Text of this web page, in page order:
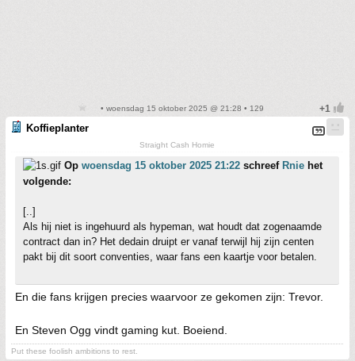
• woensdag 15 oktober 2025 @ 21:28 • 129
Koffieplanter
Straight Cash Homie
Op woensdag 15 oktober 2025 21:22 schreef Rnie het
volgende:
[..]
Als hij niet is ingehuurd als hypeman, wat houdt dat zogenaamde
contract dan in? Het dedain druipt er vanaf terwijl hij zijn centen
pakt bij dit soort conventies, waar fans een kaartje voor betalen.
En die fans krijgen precies waarvoor ze gekomen zijn: Trevor.
En Steven Ogg vindt gaming kut. Boeiend.
Put these foolish ambitions to rest.